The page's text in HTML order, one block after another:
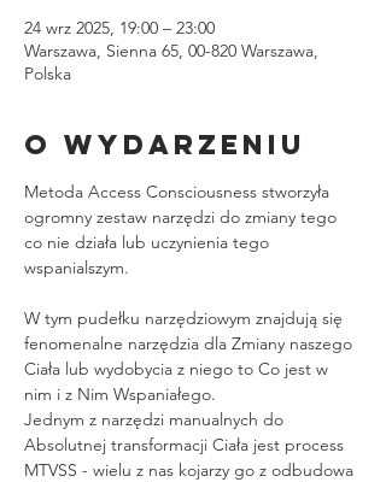
24 wrz 2025, 19:00 – 23:00
Warszawa, Sienna 65, 00-820 Warszawa,
Polska
O wydarzeniu
Metoda Access Consciousness stworzyła
ogromny zestaw narzędzi do zmiany tego
co nie działa lub uczynienia tego
wspanialszym.
W tym pudełku narzędziowym znajdują się
fenomenalne narzędzia dla Zmiany naszego
Ciała lub wydobycia z niego to Co jest w
nim i z Nim Wspaniałego.
Jednym z narzędzi manualnych do
Absolutnej transformacji Ciała jest process
MTVSS - wielu z nas kojarzy go z odbudowa